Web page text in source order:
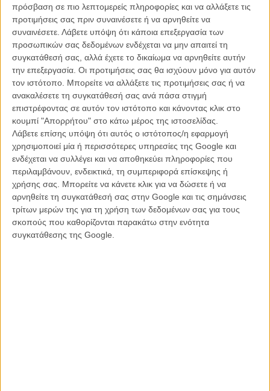
πρόσβαση σε πιο λεπτομερείς πληροφορίες και να αλλάξετε τις
προτιμήσεις σας πριν συναινέσετε ή να αρνηθείτε να
συναινέσετε. Λάβετε υπόψη ότι κάποια επεξεργασία των
προσωπικών σας δεδομένων ενδέχεται να μην απαιτεί τη
συγκατάθεσή σας, αλλά έχετε το δικαίωμα να αρνηθείτε αυτήν
την επεξεργασία. Οι προτιμήσεις σας θα ισχύουν μόνο για αυτόν
τον ιστότοπο. Μπορείτε να αλλάξετε τις προτιμήσεις σας ή να
ανακαλέσετε τη συγκατάθεσή σας ανά πάσα στιγμή
επιστρέφοντας σε αυτόν τον ιστότοπο και κάνοντας κλικ στο
κουμπί "Απορρήτου" στο κάτω μέρος της ιστοσελίδας.
Λάβετε επίσης υπόψη ότι αυτός ο ιστότοπος/η εφαρμογή
χρησιμοποιεί μία ή περισσότερες υπηρεσίες της Google και
ενδέχεται να συλλέγει και να αποθηκεύει πληροφορίες που
περιλαμβάνουν, ενδεικτικά, τη συμπεριφορά επίσκεψης ή
χρήσης σας. Μπορείτε να κάνετε κλικ για να δώσετε ή να
αρνηθείτε τη συγκατάθεσή σας στην Google και τις σημάνσεις
τρίτων μερών της για τη χρήση των δεδομένων σας για τους
σκοπούς που καθορίζονται παρακάτω στην ενότητα
συγκατάθεσης της Google.
Προσπαθώντας, λες επίμονα, πάντως όλο και πιο επιτυχημένα, να
πετάξει από πάνω του την μπέρτα του συμβόλου του σεξ, ο
Βρετανός ηθοποιός, 33 χρόνων πια, δούλεψε με σπουδαίους
σκηνοθέτες, σαν τον Ντέιβιντ Κρόνενμπεργκ, τον Βέρνερ Χέρτσογκ,
τον Ντέιβιντ Μισόντ, τον Μπρέιντι Κόρμπετ, τον Αντον Κόρμπιν, τον
Τζέιμς Γκρέι, φυσικά τους αδελφούς Σάφντι, την Κλερ Ντενί και,
μόνο φέτος, τον Ρόμπερτ Εγκερς στον«Φάρο», ξανά τον Μισόντ
στον«Βασιλιά». To 2020 θα τον βρει στο«Tenet»του Κρίστοφερ
Νόλαν και στο«The Batman» του Ματ Ριβς.
Διαβάστε ακόμη:Ο Ρόμπερτ Πάτινσον δεν πτοείται από τους
haters που δεν τον θέλουν για νέο Batman